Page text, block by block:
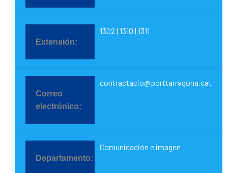
1302 | 1310 | 1311
contractacio@porttarragona.cat
Comunicación e imagen